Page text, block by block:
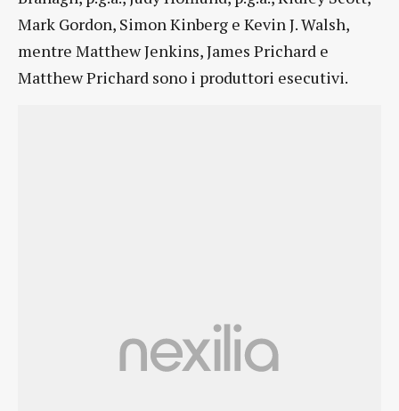
Mark Gordon, Simon Kinberg e Kevin J. Walsh,
mentre Matthew Jenkins, James Prichard e
Matthew Prichard sono i produttori esecutivi.